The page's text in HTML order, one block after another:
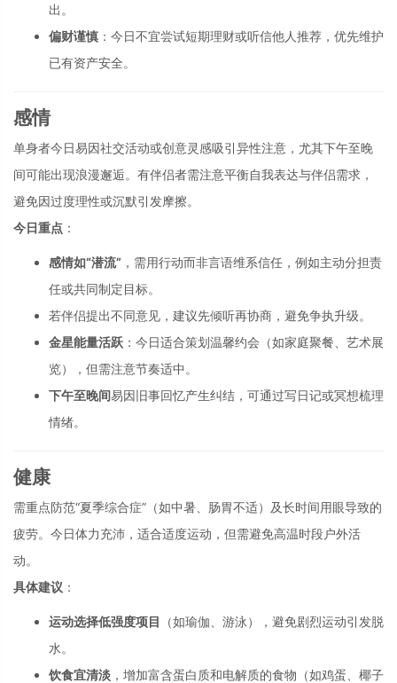
出。
偏财谨慎 ：今日不宜尝试短期理财或听信他人推荐，优先维护
已有资产安全。
感情
单身者今日易因社交活动或创意灵感吸引异性注意，尤其下午至晚
间可能出现浪漫邂逅。有伴侣者需注意平衡自我表达与伴侣需求，
避免因过度理性或沉默引发摩擦。
今日重点 ：
感情如“潜流” ，需用行动而非言语维系信任，例如主动分担责
任或共同制定目标。
若伴侣提出不同意见，建议先倾听再协商，避免争执升级。
金星能量活跃 ：今日适合策划温馨约会（如家庭聚餐、艺术展
览），但需注意节奏适中。
下午至晚间易因旧事回忆产生纠结，可通过写日记或冥想梳理
情绪。
健康
需重点防范“夏季综合症”（如中暑、肠胃不适）及长时间用眼导致的
疲劳。今日体力充沛，适合适度运动，但需避免高温时段户外活
动。
具体建议 ：
运动选择低强度项目
（如瑜伽、游泳），避免剧烈运动引发脱
水。
饮食宜清淡 ，增加富含蛋白质和电解质的食物（如鸡蛋、椰子